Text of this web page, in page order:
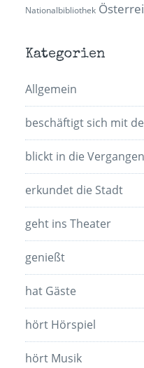
Nationalbibliothek
Kategorien
Allgemein
beschäftigt sich mit
blickt in die
erkundet die Stadt
geht ins Theater
genießt
hat Gäste
hört Hörspiel
hört Musik